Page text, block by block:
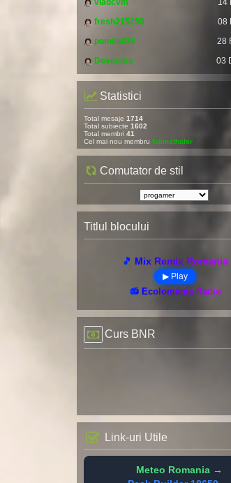
vladcvm
14
fresh215250
08
pomitil436
28
Devendra
03
Statistici
Total mesaje 1714
Total subiecte 1602
Total membri 41
Cel mai nou membru fatimathahir
Comutator de stil
Titlul blocului
🎵 Mix Remix România
▶ Play
📻 Ecolomania Radio
Curs BNR
Link-uri Utile
Meteo Romania →